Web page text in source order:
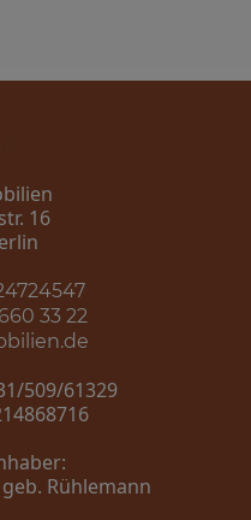
16
33 22
509/61329
Rühlemann